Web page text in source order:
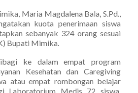
Maria Magdalena Bala, S.Pd.,
kuota penerimaan siswa
sebanyak 324 orang sesuai
Bupati Mimika.
ke dalam empat program
Kesehatan dan Caregiving
atau empat rombongan belajar
Laboratorium Medis 72 siswa,